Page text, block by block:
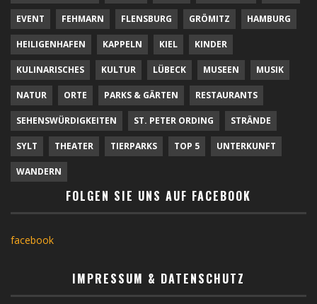
EVENT FEHMARN FLENSBURG GRÖMITZ HAMBURG
HEILIGENHAFEN KAPPELN KIEL KINDER
KULINARISCHES KULTUR LÜBECK MUSEEN MUSIK
NATUR ORTE PARKS & GÄRTEN RESTAURANTS
SEHENSWÜRDIGKEITEN ST. PETER ORDING STRÄNDE
SYLT THEATER TIERPARKS TOP 5 UNTERKUNFT
WANDERN
FOLGEN SIE UNS AUF FACEBOOK
facebook
IMPRESSUM & DATENSCHUTZ